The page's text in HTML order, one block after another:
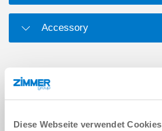
Diese Webseite verwendet Cookies
Accessory
PDF datasheet